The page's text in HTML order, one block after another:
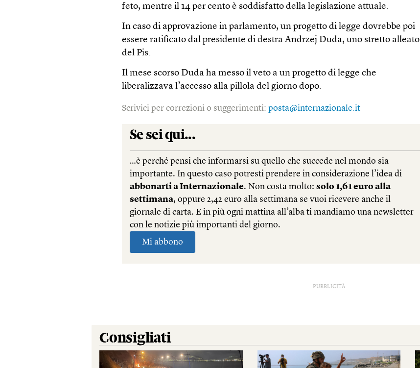
feto, mentre il 14 per cento è soddisfatto della legislazione attuale.
In caso di approvazione in parlamento, un progetto di legge dovrebbe poi
essere ratificato dal presidente di destra Andrzej Duda, uno stretto alleato
del Pis.
Il mese scorso Duda ha messo il veto a un progetto di legge che
liberalizzava l’accesso alla pillola del giorno dopo.
Scrivici per correzioni o suggerimenti:posta@internazionale.it
PUBBLICITÀ
Consigliati